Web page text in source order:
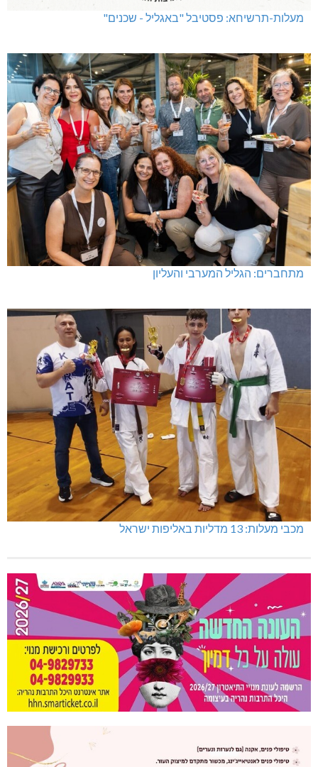
מעלות-תרשיחא: פסטיבל "באגליל - שכנים"
מתחברים: הגליל המערבי והעליון
מכבי מעלות: 13 מדליות באליפות ישראל